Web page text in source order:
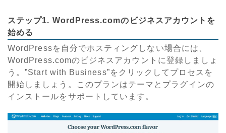
ステップ1. WordPress.comのビジネスアカウントを
始める
WordPressを自分でホスティングしない場合には、
WordPress.comのビジネスアカウントに登録しましょ
う。”Start with Business”をクリックしてプロセスを
開始しましょう。このプランはテーマとプラグインの
インストールをサポートしています。